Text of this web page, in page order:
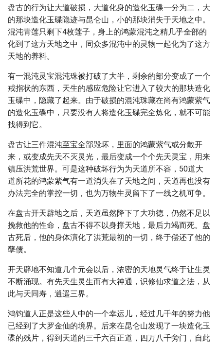
盘古的行为让大道破损，大道化身的造化玉碟一分为二，大
的那块造化玉碟隐迹与昆仑山，小的那块消失于天地之中。
混沌青莲只剩下4枚莲子，身上的鸿蒙混沌之精几乎全部的
化到了这方天地之中，同众多混沌中的灵物一起化为了这方
天地的养料。
有一混沌灵宝混沌珠被打破了大半，剩余的部分变成了一个
戒指状的东西，天生的感应危险让它进入了较大的那块造化
玉碟中，隐藏了起来。由于破损的混沌珠藏在尚有鸿蒙紫气
的造化玉碟中，只要没有人将造化玉碟完全炼化，就不可能
找得到它。
盘古让三件混沌至宝全部毁坏，里面的鸿蒙紫气或分散开
来，或变成先天不灭灵光，最后变成一个个先天灵宝，用来
镇压洪荒世界。可是这种破坏行为为天道所不容，50道大
道所花的鸿蒙紫气有一道消失在了天地之间，天道再也没有
办法完全的掌控一切，也为万物生灵留下了一线之机可争。
在盘古开天辟地之后，天道虽然降下了大功德，仍然不足以
挽救他的性命，盘古不得不以身撑天地，最后力竭而死。盘
古死后，他的身体演化了洪荒最初的一切，终于偿还了他的
孽债。
开天辟地不知道几个元会以后，浓密的天地灵气终于让生灵
不断涌现。有先天生灵生而有大神通，识修仙求道之法，从
此与天同寿，逍遥三界。
鸿钧道人正是这些人中的一个幸运儿，经过几千年的努力他
已经到了大罗金仙的境界。后来在昆仑山发现了一块造化玉
碟的残片，得到天道的三千六百正道，四万八千旁门，自此